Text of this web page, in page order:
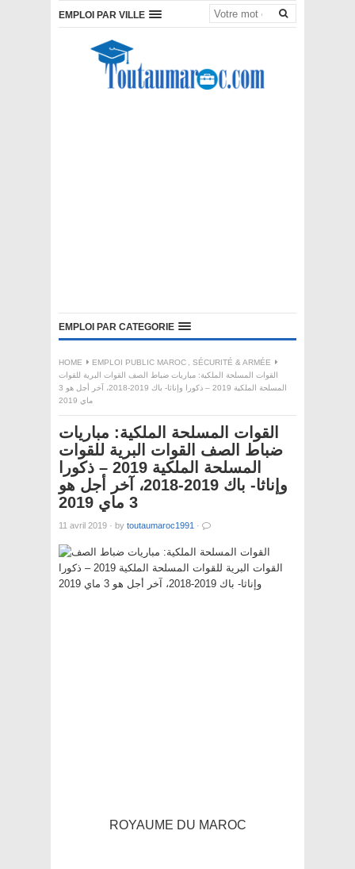
EMPLOI PAR VILLE
EMPLOI PAR CATEGORIE
HOME EMPLOI PUBLIC MAROC , SÉCURITÉ & ARMÉE
القوات المسلحة الملكية: مباريات ضباط الصف القوات البرية للقوات
المسلحة الملكية 2019 – ذكورا وإناثا- باك 2019-2018، آخر أجل هو 3
ماي 2019
القوات المسلحة الملكية: مباريات
ضباط الصف القوات البرية للقوات
المسلحة الملكية 2019 – ذكورا
وإناثا- باك 2019-2018، آخر أجل هو
3 ماي 2019
11 avril 2019 · by toutaumaroc1991 ·
ROYAUME DU MAROC